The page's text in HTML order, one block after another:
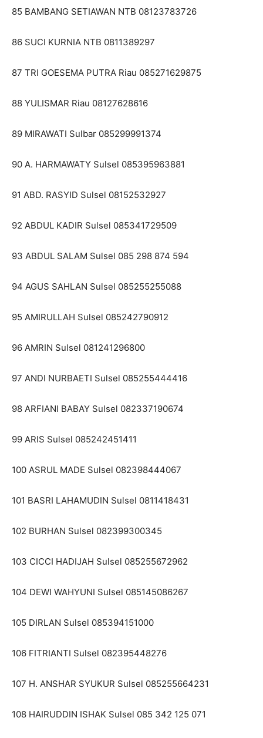
85 BAMBANG SETIAWAN NTB 08123783726
86 SUCI KURNIA NTB 0811389297
87 TRI GOESEMA PUTRA Riau 085271629875
88 YULISMAR Riau 08127628616
89 MIRAWATI Sulbar 085299991374
90 A. HARMAWATY Sulsel 085395963881
91 ABD. RASYID Sulsel 08152532927
92 ABDUL KADIR Sulsel 085341729509
93 ABDUL SALAM Sulsel 085 298 874 594
94 AGUS SAHLAN Sulsel 085255255088
95 AMIRULLAH Sulsel 085242790912
96 AMRIN Sulsel 081241296800
97 ANDI NURBAETI Sulsel 085255444416
98 ARFIANI BABAY Sulsel 082337190674
99 ARIS Sulsel 085242451411
100 ASRUL MADE Sulsel 082398444067
101 BASRI LAHAMUDIN Sulsel 0811418431
102 BURHAN Sulsel 082399300345
103 CICCI HADIJAH Sulsel 085255672962
104 DEWI WAHYUNI Sulsel 085145086267
105 DIRLAN Sulsel 085394151000
106 FITRIANTI Sulsel 082395448276
107 H. ANSHAR SYUKUR Sulsel 085255664231
108 HAIRUDDIN ISHAK Sulsel 085 342 125 071